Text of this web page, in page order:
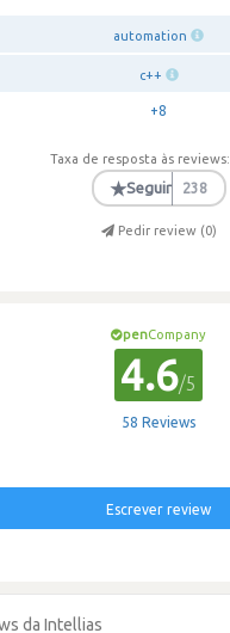
automation
c++
+8
Taxa de resposta às reviews:
★Seguir 238
Pedir review (0)
penCompany
4.6/5
58 Reviews
Escrever review
da Intellias